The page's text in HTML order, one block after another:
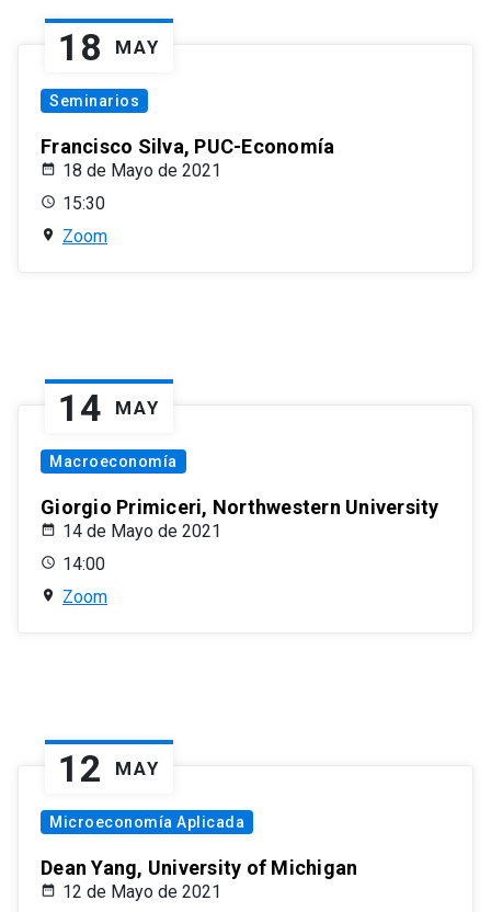
18 MAY
Seminarios
Francisco Silva, PUC-Economía
18 de Mayo de 2021
15:30
Zoom
14 MAY
Macroeconomía
Giorgio Primiceri, Northwestern University
14 de Mayo de 2021
14:00
Zoom
12 MAY
Microeconomía Aplicada
Dean Yang, University of Michigan
12 de Mayo de 2021